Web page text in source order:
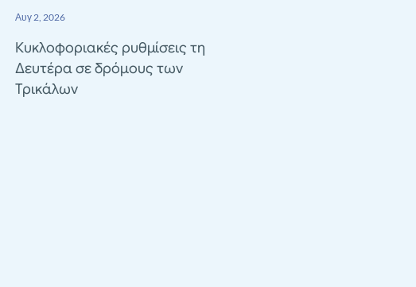
Αυγ 2, 2026
Κυκλοφοριακές ρυθμίσεις τη
Δευτέρα σε δρόμους των
Τρικάλων